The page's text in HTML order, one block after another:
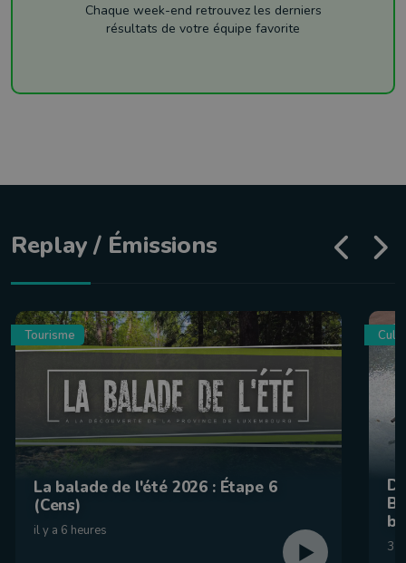
Chaque week-end retrouvez les derniers
résultats de votre équipe favorite
Replay / Émissions
Tourisme
La balade de l'été 2026 : Étape 6
(Cens)
il y a 6 heures
31